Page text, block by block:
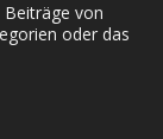
Beiträge von
oder das